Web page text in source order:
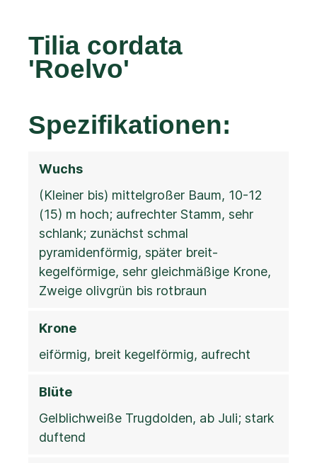
Tilia cordata
'Roelvo'
Spezifikationen:
Wuchs
(Kleiner bis) mittelgroßer Baum, 10-12
(15) m hoch; aufrechter Stamm, sehr
schlank; zunächst schmal
pyramidenförmig, später breit-
kegelförmige, sehr gleichmäßige Krone,
Zweige olivgrün bis rotbraun
Krone
eiförmig, breit kegelförmig, aufrecht
Blüte
Gelblichweiße Trugdolden, ab Juli; stark
duftend